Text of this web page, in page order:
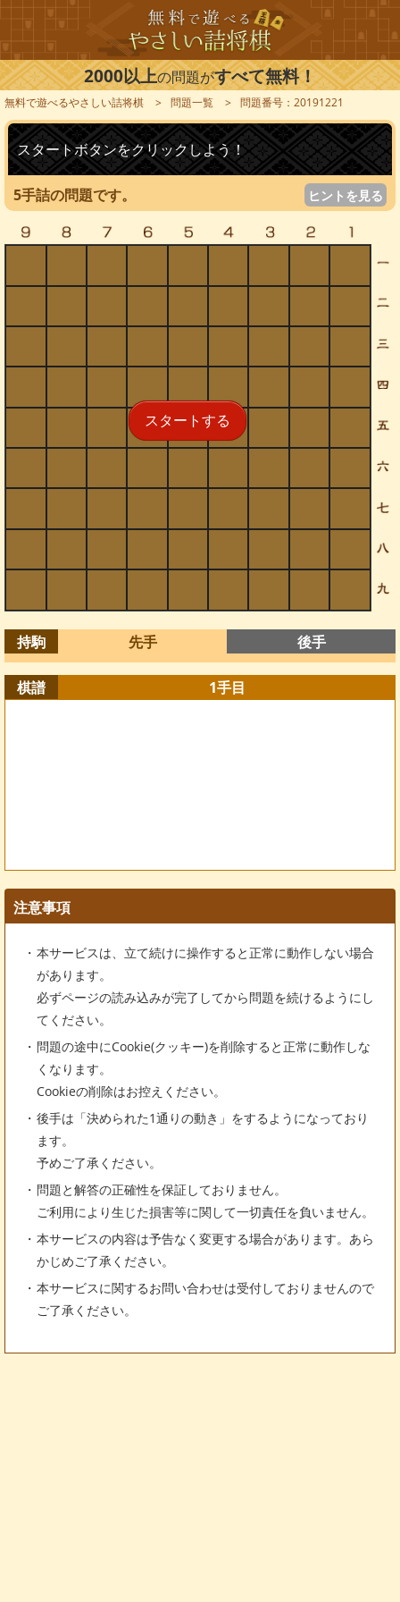
2000以上の問題がすべて無料！
無料で遊べるやさしい詰将棋 問題一覧 問題番号：20191221
スタートボタンをクリックしよう！
5手詰の問題です。 ヒントを見る
スタートする
持駒 先手 後手
棋譜 1手目
注意事項
本サービスは、立て続けに操作すると正常に動作しない場合
があります。
必ずページの読み込みが完了してから問題を続けるようにし
てください。
問題の途中にCookie(クッキー)を削除すると正常に動作しな
くなります。
Cookieの削除はお控えください。
後手は「決められた1通りの動き」をするようになっており
ます。
予めご了承ください。
問題と解答の正確性を保証しておりません。
ご利用により生じた損害等に関して一切責任を負いません。
本サービスの内容は予告なく変更する場合があります。あら
かじめご了承ください。
本サービスに関するお問い合わせは受付しておりませんので
ご了承ください。